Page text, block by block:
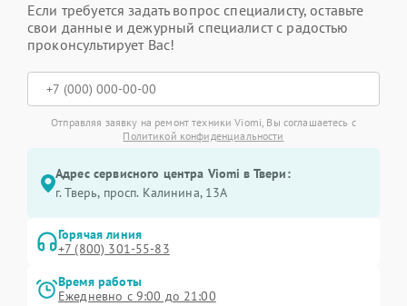
Если требуется задать вопрос специалисту, оставьте
свои данные и дежурный специалист с радостью
проконсультирует Вас!
Отправляя заявку на ремонт техники Viomi, Вы соглашаетесь с
Политикой конфиденциальности
Адрес сервисного центра Viomi в Твери:
г. Тверь, просп. Калинина, 13А
Горячая линия
+7 (800) 301-55-83
Время работы
Ежедневно с 9:00 до 21:00